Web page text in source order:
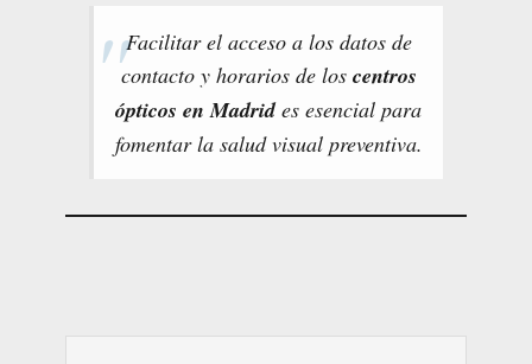
Facilitar el acceso a los datos de
contacto y horarios de los centros
ópticos en Madrides esencial para
fomentar la salud visual preventiva.